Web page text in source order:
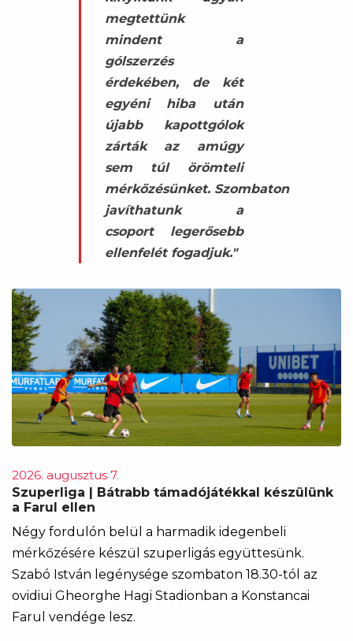
megtettünk
mindent a
gólszerzés
érdekében, de két
egyéni hiba után
újabb kapottgólok
zárták az amúgy
sem túl örömteli
mérkőzésünket. Szombaton
javíthatunk a
csoport legerősebb
ellenfelét fogadjuk."
2026. augusztus 7.
Szuperliga | Bátrabb támadójátékkal készülünk
a Farul ellen
Négy fordulón belül a harmadik idegenbeli
mérkőzésére készül szuperligás együttesünk.
Szabó István legénysége szombaton 18.30-tól az
ovidiui Gheorghe Hagi Stadionban a Konstancai
Farul vendége lesz.